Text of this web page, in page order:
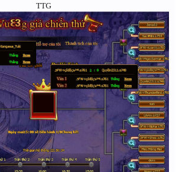
TTG